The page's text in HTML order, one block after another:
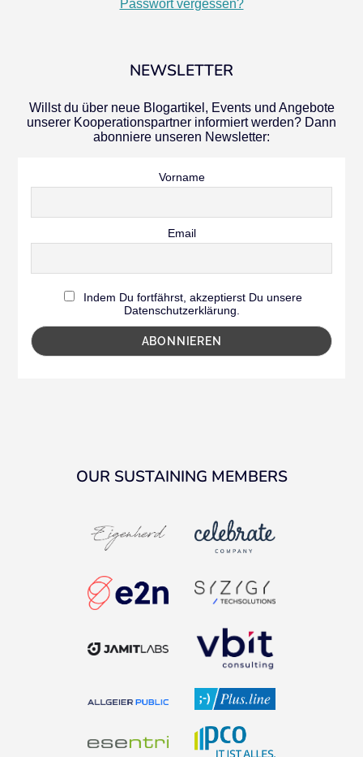
Passwort vergessen?
NEWSLETTER
Willst du über neue Blogartikel, Events und Angebote
unserer Kooperationspartner informiert werden? Dann
abonniere unseren Newsletter:
Vorname
Email
Indem Du fortfährst, akzeptierst Du unsere
Datenschutzerklärung.
OUR SUSTAINING MEMBERS